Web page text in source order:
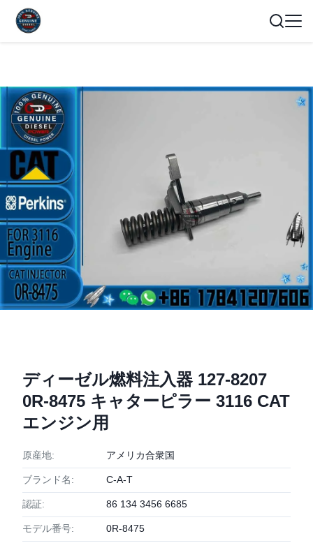
ディーゼル燃料注入器 127-8207
0R-8475 キャターピラー 3116 CAT
エンジン用
原産地: アメリカ合衆国
ブランド名: C-A-T
認証: 86 134 3456 6685
モデル番号: 0R-8475